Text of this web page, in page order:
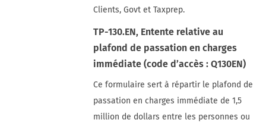
Clients, Govt et Taxprep.
TP-130.EN, Entente relative au
plafond de passation en charges
immédiate (code d’accès : Q130EN)
Ce formulaire sert à répartir le plafond de
passation en charges immédiate de 1,5
million de dollars entre les personnes ou